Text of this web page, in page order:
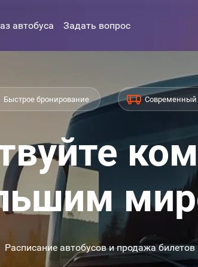
автобуса Задать вопрос
Быстрое бронирование Современный
Расписание автобусов и продажа билетов